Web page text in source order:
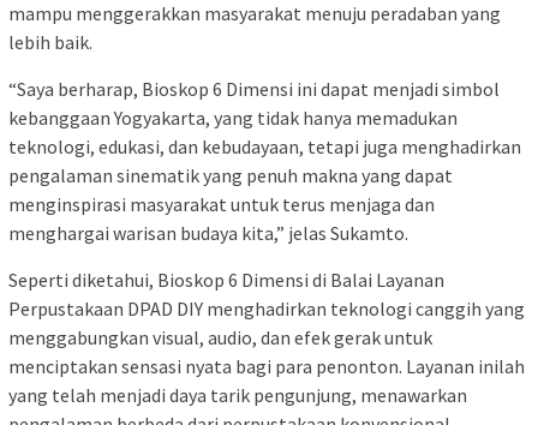
mampu menggerakkan masyarakat menuju peradaban yang
lebih baik.
“Saya berharap, Bioskop 6 Dimensi ini dapat menjadi simbol
kebanggaan Yogyakarta, yang tidak hanya memadukan
teknologi, edukasi, dan kebudayaan, tetapi juga menghadirkan
pengalaman sinematik yang penuh makna yang dapat
menginspirasi masyarakat untuk terus menjaga dan
menghargai warisan budaya kita,” jelas Sukamto.
Seperti diketahui, Bioskop 6 Dimensi di Balai Layanan
Perpustakaan DPAD DIY menghadirkan teknologi canggih yang
menggabungkan visual, audio, dan efek gerak untuk
menciptakan sensasi nyata bagi para penonton. Layanan inilah
yang telah menjadi daya tarik pengunjung, menawarkan